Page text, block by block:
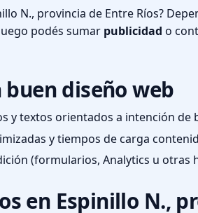
N., provincia de Entre Ríos?
podés sumar publicidad o
diseño web
y textos orientados a intención de
y tiempos de carga
(formularios, Analytics u otras
en Espinillo N.,